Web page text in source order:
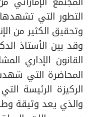
التطور التي
وتحقيق الكثير من
وقد بين الأستاذ
القانون الإداري
المحاضرة التي
الركيزة الرئيسة
والذي يعد وثيقة